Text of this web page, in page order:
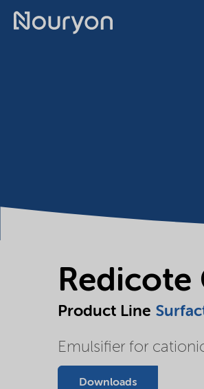
Redicote
Product Line
Emulsifier for
Downloads